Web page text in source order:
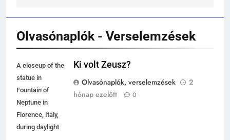
Olvasónaplók - Verselemzések
A closeup of the
statue in
Fountain of
Neptune in
Florence, Italy,
during daylight
Ki volt Zeusz?
Olvasónaplók, verselemzések
2
hónap ezelőtt
0
várak falai mögött?
MIKOR VOLT?
TÖRTÉNELEM ÉRDEKESSÉGEK
244
bukása, és mi történt utána?
MIKOR VOLT?
1